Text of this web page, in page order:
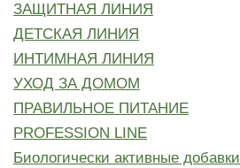
ЗАЩИТНАЯ ЛИНИЯ
ДЕТСКАЯ ЛИНИЯ
ИНТИМНАЯ ЛИНИЯ
УХОД ЗА ДОМОМ
ПРАВИЛЬНОЕ ПИТАНИЕ
PROFESSION LINE
Биологически активные добавки